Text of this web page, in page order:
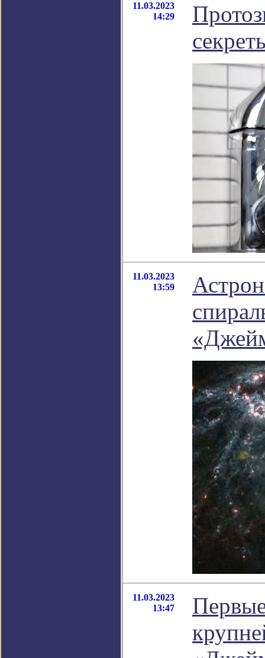
11.03.2023
14:29
11.03.2023
13:59
11.03.2023
13:47